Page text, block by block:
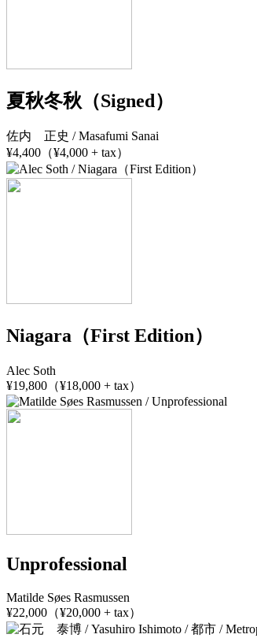
夏秋冬秋（Signed）
佐内 正史 / Masafumi Sanai
¥4,400（¥4,000 + tax）
Niagara（First Edition）
Alec Soth
¥19,800（¥18,000 + tax）
Unprofessional
Matilde Søes Rasmussen
¥22,000（¥20,000 + tax）